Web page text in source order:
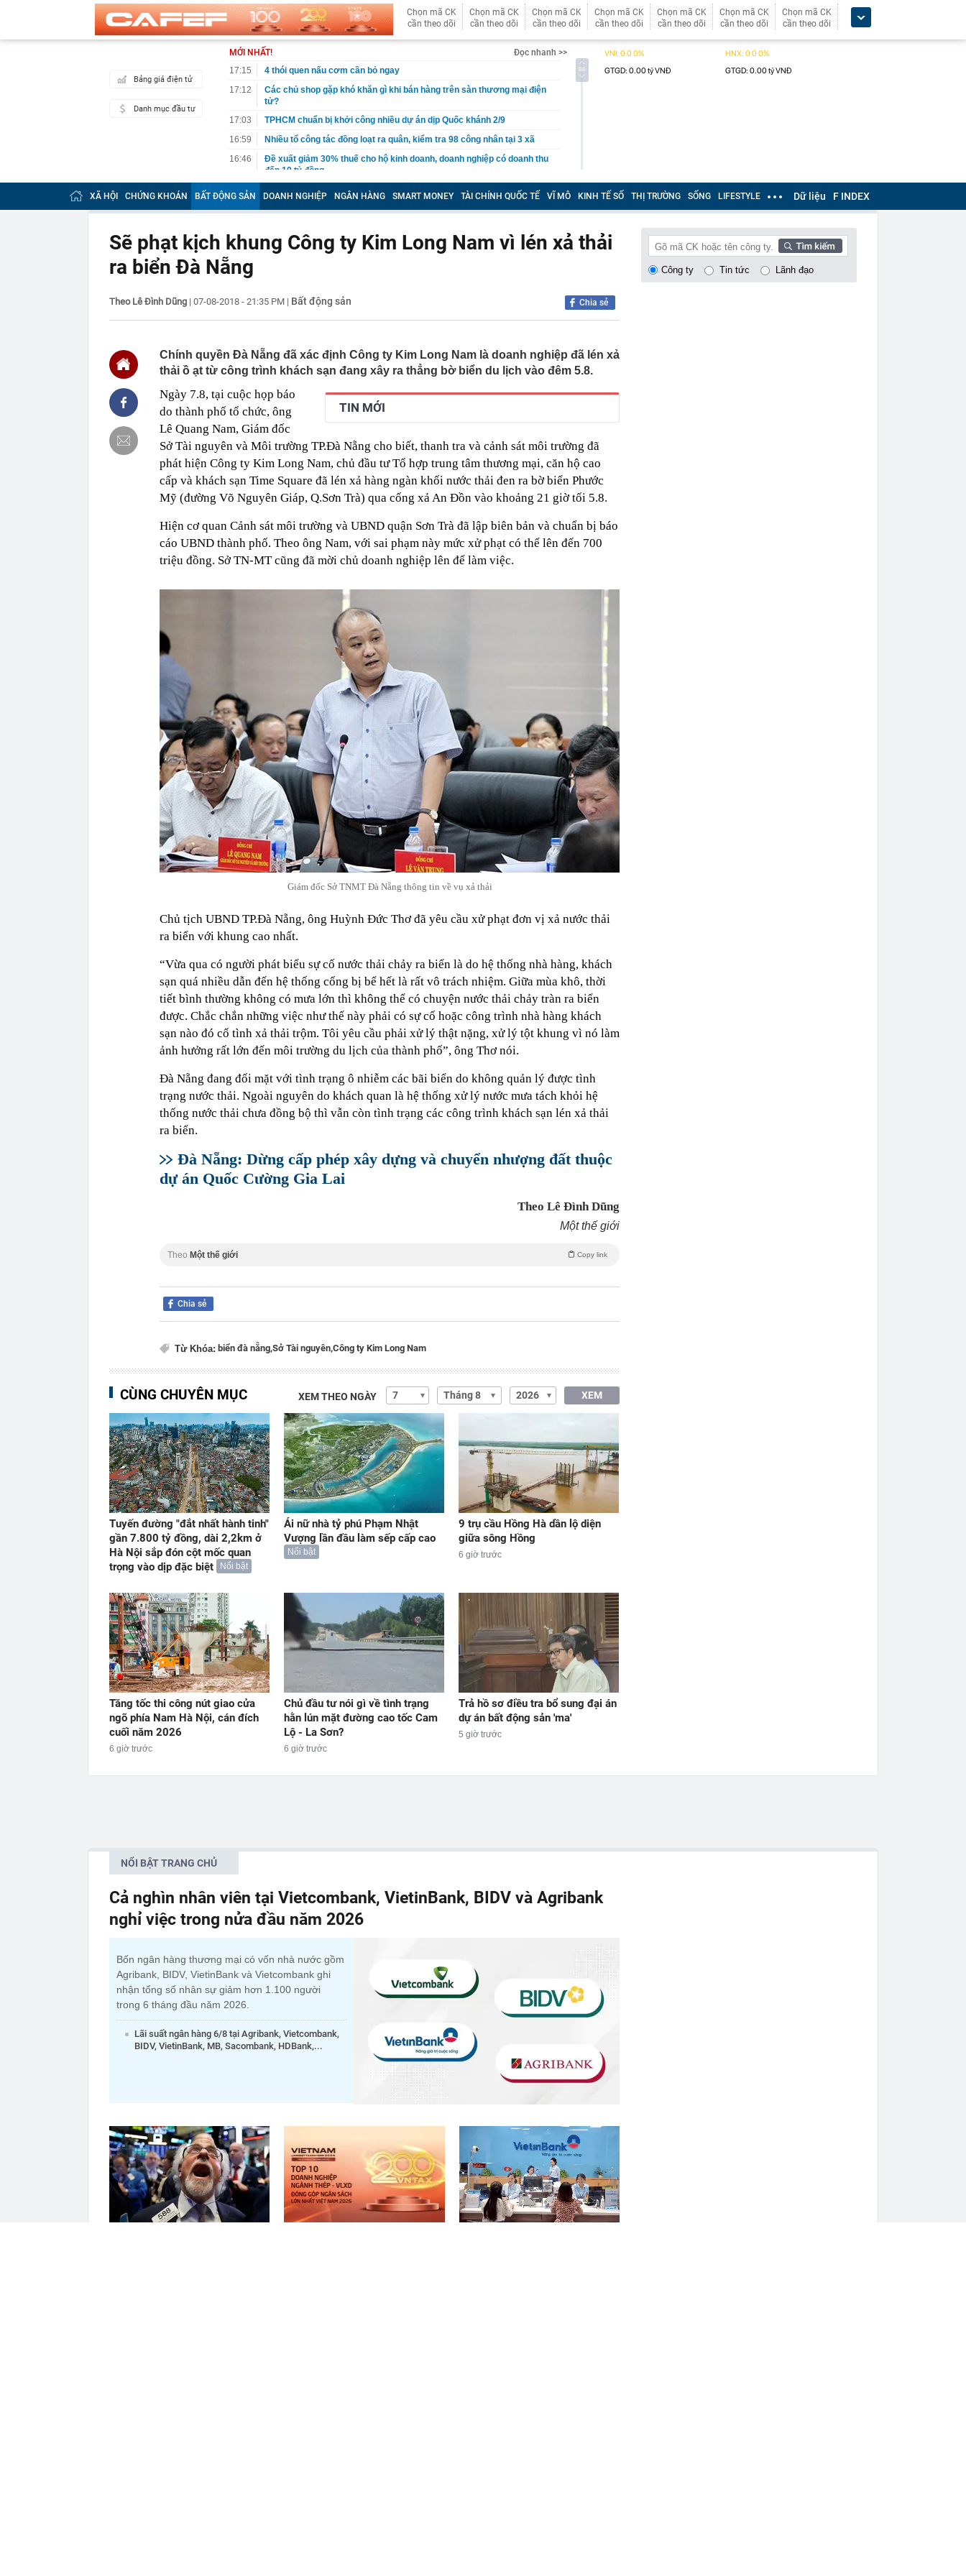
Chọn mã CK
cần theo dõi
Chọn mã CK
cần theo dõi
Chọn mã CK
cần theo dõi
Chọn mã CK
cần theo dõi
Chọn mã CK
cần theo dõi
Chọn mã CK
cần theo dõi
Chọn mã CK
cần theo dõi
Bảng giá điện tử
Danh mục đầu tư
MỚI NHẤT!
Đọc nhanh >>
17:15
4 thói quen nấu cơm cần bỏ ngay
17:12
Các chủ shop gặp khó khăn gì khi bán hàng trên sàn thương mại điện
tử?
17:03
TPHCM chuẩn bị khởi công nhiều dự án dịp Quốc khánh 2/9
16:59
Nhiều tổ công tác đồng loạt ra quân, kiểm tra 98 công nhân tại 3 xã
16:46
Đề xuất giảm 30% thuế cho hộ kinh doanh, doanh nghiệp có doanh thu
đến 10 tỷ đồng
16:42
Tịch thu 39 thỏi vàng trị giá 29 tỷ đồng buôn lậu qua biên giới bằng xe
máy
16:40
Cắm loạt cọc thép sâu 136 mét giữa biển, hoàn thành công trình cao
16:38
16:32
Đề xuất giảm 30% thuế cho hộ kinh doanh, doanh nghiệp thu dưới 10
16:30
Bắt giữ Lê Thị Quỳnh SN 1995 trong phòng hát karaoke
16:24
Sau ngày 31/8, một ngân hàng có thể từ chối giao dịch rút/chuyển tiền
online của khách hàng trong trường hợp sau
16:24
"Tình hình vô cùng phức tạp": Nga đổi chiến thuật, đánh vào "huyết
mạch" của Ukraine
16:22
Honda PCX160 2027 trình làng với màn hình TFT và HSTC, đe dọa ngôi
vương của Yamaha NVX và Honda SH
16:18
Patrik Lê Giang là ai mà gây sốt khi vướng nghi vấn hẹn hò Á hậu Việt?
16:15
Một chủ tịch giữ lời, mua hết lượng cổ phiếu đã đăng ký
16:15
Tình hình hiện tại của tuyến cáp treo lên thẳng nơi được mệnh danh
16:13
Lừa cho thuê nhà đã được ngân hàng bán đấu giá, một chủ tịch HĐQT
công ty bị bắt
16:12
Cổ phiếu DN nhà nước GVR, BCM, GAS... đồng loạt tăng trần: Điều gì
đã xảy ra?
XÃ HỘI CHỨNG KHOÁN BẤT ĐỘNG SẢN DOANH NGHIỆP NGÂN HÀNG SMART MONEY TÀI CHÍNH QUỐC TẾ VĨ MÔ KINH TẾ SỐ THỊ TRƯỜNG SỐNG LIFESTYLE Dữ liệu F INDEX
Sẽ phạt kịch khung Công ty Kim Long Nam vì lén xả thải
ra biển Đà Nẵng
Theo Lê Đình Dũng | 07-08-2018 - 21:35 PM | Bất động sản Chia sẻ
Chính quyền Đà Nẵng đã xác định Công ty Kim Long Nam là doanh nghiệp đã lén xả
thải ồ ạt từ công trình khách sạn đang xây ra thẳng bờ biển du lịch vào đêm 5.8.
TIN MỚI
Ngày 7.8, tại cuộc họp báo
do thành phố tổ chức, ông
Lê Quang Nam, Giám đốc
Sở Tài nguyên và Môi trường TP.Đà Nẵng cho biết, thanh tra và cảnh sát môi trường đã
phát hiện Công ty Kim Long Nam, chủ đầu tư Tổ hợp trung tâm thương mại, căn hộ cao
cấp và khách sạn Time Square đã lén xả hàng ngàn khối nước thải đen ra bờ biển Phước
Mỹ (đường Võ Nguyên Giáp, Q.Sơn Trà) qua cống xả An Đồn vào khoảng 21 giờ tối 5.8.
Hiện cơ quan Cảnh sát môi trường và UBND quận Sơn Trà đã lập biên bản và chuẩn bị báo
cáo UBND thành phố. Theo ông Nam, với sai phạm này mức xử phạt có thể lên đến 700
triệu đồng. Sở TN-MT cũng đã mời chủ doanh nghiệp lên để làm việc.
Giám đốc Sở TNMT Đà Nẵng thông tin về vụ xả thải
Chủ tịch UBND TP.Đà Nẵng, ông Huỳnh Đức Thơ đã yêu cầu xử phạt đơn vị xả nước thải
ra biển với khung cao nhất.
“Vừa qua có người phát biểu sự cố nước thải chảy ra biển là do hệ thống nhà hàng, khách
sạn quá nhiều dẫn đến hệ thống cống bị bể hết là rất vô trách nhiệm. Giữa mùa khô, thời
tiết bình thường không có mưa lớn thì không thể có chuyện nước thải chảy tràn ra biển
được. Chắc chắn những việc như thế này phải có sự cố hoặc công trình nhà hàng khách
sạn nào đó cố tình xả thải trộm. Tôi yêu cầu phải xử lý thật nặng, xử lý tột khung vì nó làm
ảnh hưởng rất lớn đến môi trường du lịch của thành phố”, ông Thơ nói.
Đà Nẵng đang đối mặt với tình trạng ô nhiễm các bãi biển do không quản lý được tình
trạng nước thải. Ngoài nguyên do khách quan là hệ thống xử lý nước mưa tách khỏi hệ
thống nước thải chưa đồng bộ thì vẫn còn tình trạng các công trình khách sạn lén xả thải
ra biển.
Đà Nẵng: Dừng cấp phép xây dựng và chuyển nhượng đất thuộc
dự án Quốc Cường Gia Lai
Theo Lê Đình Dũng
Một thế giới
Theo Một thế giới Copy link
Chia sẻ
Từ Khóa: biển đà nẵng,Sở Tài nguyên,Công ty Kim Long Nam
CÙNG CHUYÊN MỤC XEM THEO NGÀY XEM
Tuyến đường "đắt nhất hành tinh"
gần 7.800 tỷ đồng, dài 2,2km ở
Hà Nội sắp đón cột mốc quan
trọng vào dịp đặc biệt
Nổi bật
Ái nữ nhà tỷ phú Phạm Nhật
Vượng lần đầu làm sếp cấp cao
Nổi bật
9 trụ cầu Hồng Hà dần lộ diện
giữa sông Hồng
6 giờ trước
Tăng tốc thi công nút giao cửa
ngõ phía Nam Hà Nội, cán đích
cuối năm 2026
6 giờ trước
Chủ đầu tư nói gì về tình trạng
hằn lún mặt đường cao tốc Cam
Lộ - La Sơn?
6 giờ trước
Trả hồ sơ điều tra bổ sung đại án
dự án bất động sản 'ma'
5 giờ trước
Công ty Tin tức Lãnh đạo
NỔI BẬT TRANG CHỦ
Cả nghìn nhân viên tại Vietcombank, VietinBank, BIDV và Agribank
nghỉ việc trong nửa đầu năm 2026
Bốn ngân hàng thương mại có vốn nhà nước gồm
Agribank, BIDV, VietinBank và Vietcombank ghi
nhận tổng số nhân sự giảm hơn 1.100 người
trong 6 tháng đầu năm 2026.
Lãi suất ngân hàng 6/8 tại Agribank, Vietcombank,
BIDV, VietinBank, MB, Sacombank, HDBank,...